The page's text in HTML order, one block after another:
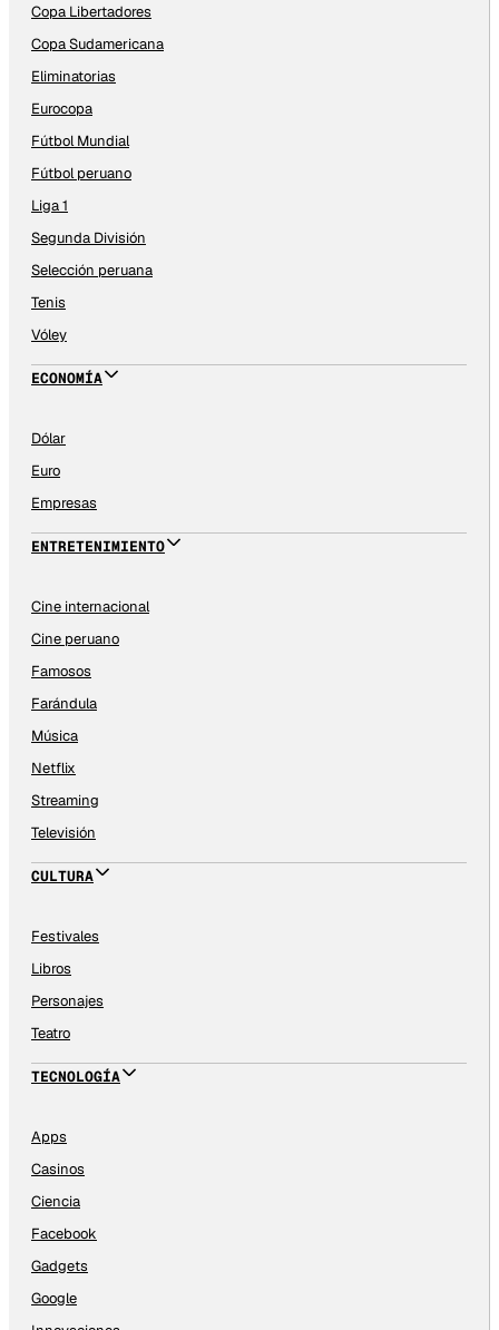
Copa Libertadores
Copa Sudamericana
Eliminatorias
Eurocopa
Fútbol Mundial
Fútbol peruano
Liga 1
Segunda División
Selección peruana
Tenis
Vóley
ECONOMÍA
Dólar
Euro
Empresas
ENTRETENIMIENTO
Cine internacional
Cine peruano
Famosos
Farándula
Música
Netflix
Streaming
Televisión
CULTURA
Festivales
Libros
Personajes
Teatro
TECNOLOGÍA
Apps
Casinos
Ciencia
Facebook
Gadgets
Google